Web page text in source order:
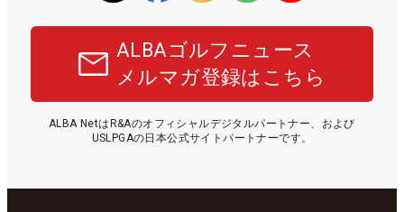
ALBAゴルフニュース
メルマガ登録はこちら
ALBA NetはR&Aのオフィシャルデジタルパートナー、および
USLPGAの日本公式サイトパートナーです。